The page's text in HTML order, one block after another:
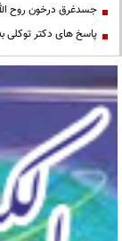
جسدغرق درخون روح
پاسخ های دکتر توکلی